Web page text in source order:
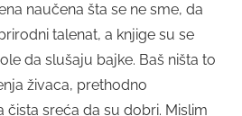
naučena šta se ne sme, da
talenat, a knjige su se
da slušaju bajke. Baš ništa to
živaca, prethodno
čista sreća da su dobri. Mislim